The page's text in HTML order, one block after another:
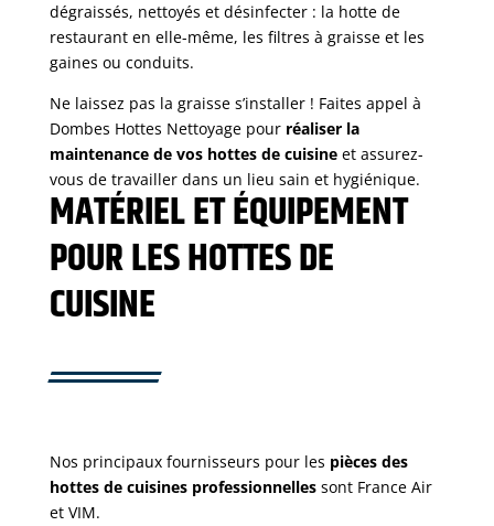
dégraissés, nettoyés et désinfecter : la hotte de
restaurant en elle-même, les filtres à graisse et les
gaines ou conduits.
Ne laissez pas la graisse s’installer ! Faites appel à
Dombes Hottes Nettoyage pour réaliser la
maintenance de vos hottes de cuisineet assurez-
vous de travailler dans un lieu sain et hygiénique.
MATÉRIEL ET ÉQUIPEMENT
POUR LES HOTTES DE
CUISINE
Nos principaux fournisseurs pour les pièces des
hottes de cuisines professionnellessont France Air
et VIM.